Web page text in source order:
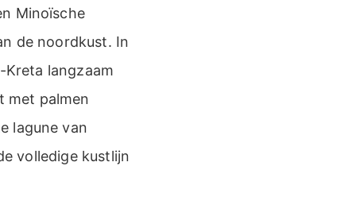
Minoïsche
de noordkust. In
langzaam
met palmen
lagune van
volledige kustlijn